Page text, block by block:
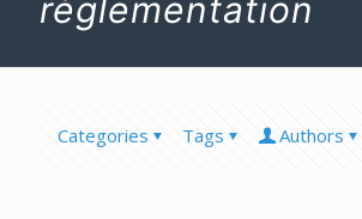
réglementation
Categories Tags Authors